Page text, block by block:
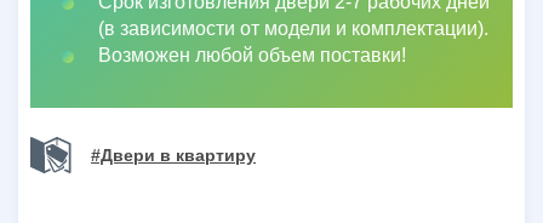
(в зависимости от модели и комплектации).
Возможен любой объем поставки!
#Двери в квартиру